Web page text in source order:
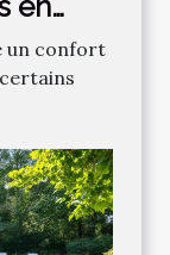
un confort